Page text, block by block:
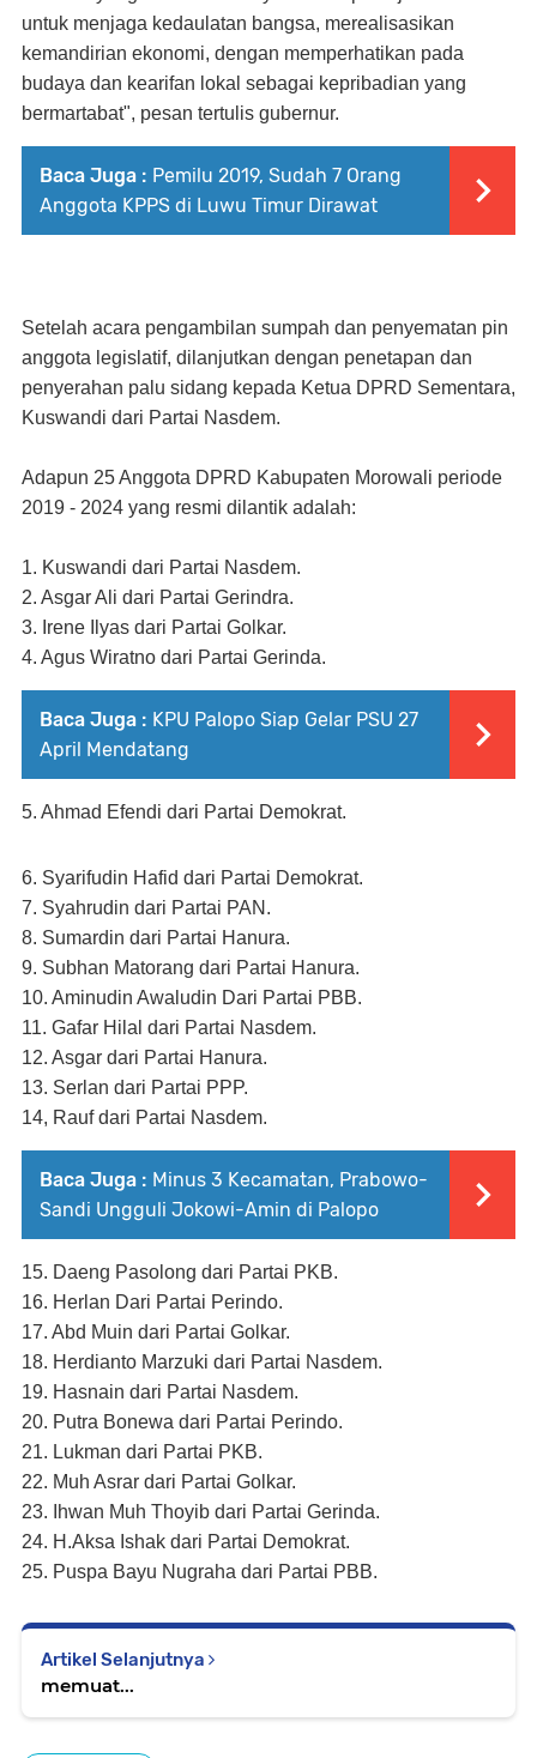
untuk menjaga kedaulatan bangsa, merealisasikan
kemandirian ekonomi, dengan memperhatikan pada
budaya dan kearifan lokal sebagai kepribadian yang
bermartabat", pesan tertulis gubernur.
Baca Juga : Pemilu 2019, Sudah 7 Orang
Anggota KPPS di Luwu Timur Dirawat
Setelah acara pengambilan sumpah dan penyematan pin
anggota legislatif, dilanjutkan dengan penetapan dan
penyerahan palu sidang kepada Ketua DPRD Sementara,
Kuswandi dari Partai Nasdem.
Adapun 25 Anggota DPRD Kabupaten Morowali periode
2019 - 2024 yang resmi dilantik adalah:
1. Kuswandi dari Partai Nasdem.
2. Asgar Ali dari Partai Gerindra.
3. Irene Ilyas dari Partai Golkar.
4. Agus Wiratno dari Partai Gerinda.
Baca Juga : KPU Palopo Siap Gelar PSU 27
April Mendatang
5. Ahmad Efendi dari Partai Demokrat.
6. Syarifudin Hafid dari Partai Demokrat.
7. Syahrudin dari Partai PAN.
8. Sumardin dari Partai Hanura.
9. Subhan Matorang dari Partai Hanura.
10. Aminudin Awaludin Dari Partai PBB.
11. Gafar Hilal dari Partai Nasdem.
12. Asgar dari Partai Hanura.
13. Serlan dari Partai PPP.
14, Rauf dari Partai Nasdem.
Baca Juga : Minus 3 Kecamatan, Prabowo-
Sandi Ungguli Jokowi-Amin di Palopo
15. Daeng Pasolong dari Partai PKB.
16. Herlan Dari Partai Perindo.
17. Abd Muin dari Partai Golkar.
18. Herdianto Marzuki dari Partai Nasdem.
19. Hasnain dari Partai Nasdem.
20. Putra Bonewa dari Partai Perindo.
21. Lukman dari Partai PKB.
22. Muh Asrar dari Partai Golkar.
23. Ihwan Muh Thoyib dari Partai Gerinda.
24. H.Aksa Ishak dari Partai Demokrat.
25. Puspa Bayu Nugraha dari Partai PBB.
Artikel Selanjutnya
memuat...